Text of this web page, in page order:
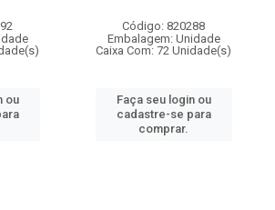
ou
Código: 820288
Embalagem: Unidade
Caixa Com: 72 Unidade(s)
Faça seu login ou
cadastre-se para
comprar.